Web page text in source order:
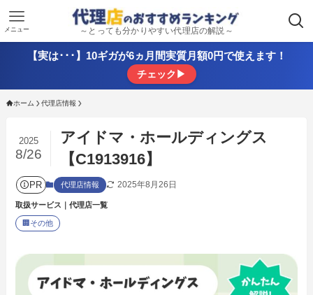
～とっても分かりやすい代理店の解説～
メニュー
【実は･･･】10ギガが6ヵ月間実質月額0円で使えます！
チェック▶
ホーム 代理店情報
アイドマ・ホールディングス
【C1913916】
2025
8/26
PR 代理店情報 2025年8月26日
取扱サービス｜代理店一覧
🏢 その他